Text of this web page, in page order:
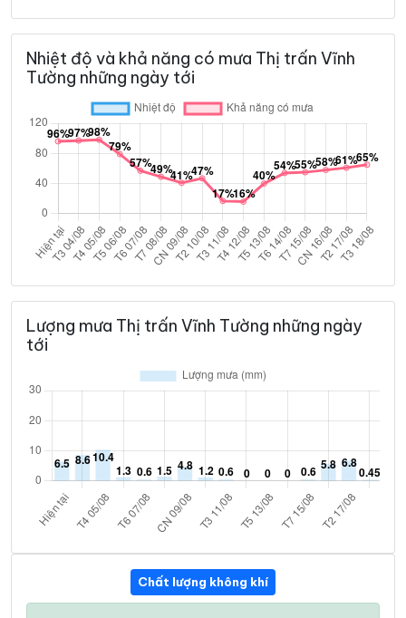
Nhiệt độ và khả năng có mưa Thị trấn Vĩnh
Tường những ngày tới
Lượng mưa Thị trấn Vĩnh Tường những ngày
tới
Chất lượng không khí